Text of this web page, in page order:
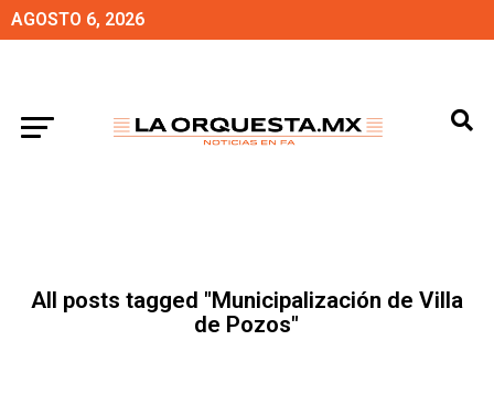
AGOSTO 6, 2026
All posts tagged "Municipalización de Villa
de Pozos"